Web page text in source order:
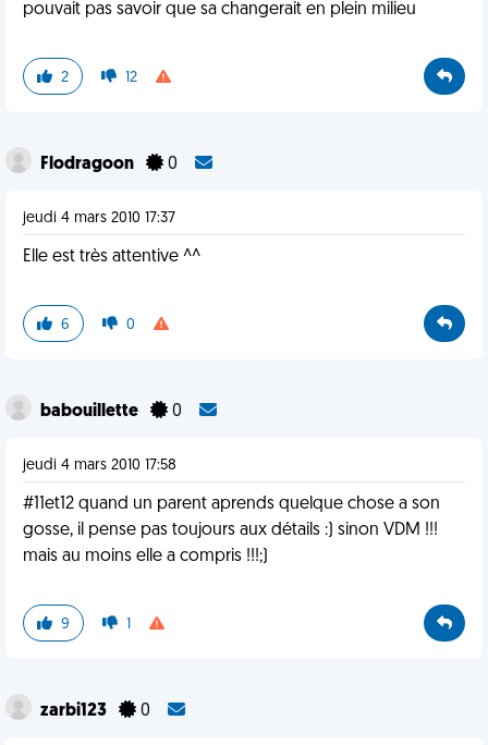
pouvait pas savoir que sa changerait en plein milieu
2 12
Flodragoon 0
jeudi 4 mars 2010 17:37
Elle est très attentive ^^
6 0
babouillette 0
jeudi 4 mars 2010 17:58
#11et12 quand un parent aprends quelque chose a son
gosse, il pense pas toujours aux détails :) sinon VDM !!!
mais au moins elle a compris !!!;)
9 1
zarbi123 0